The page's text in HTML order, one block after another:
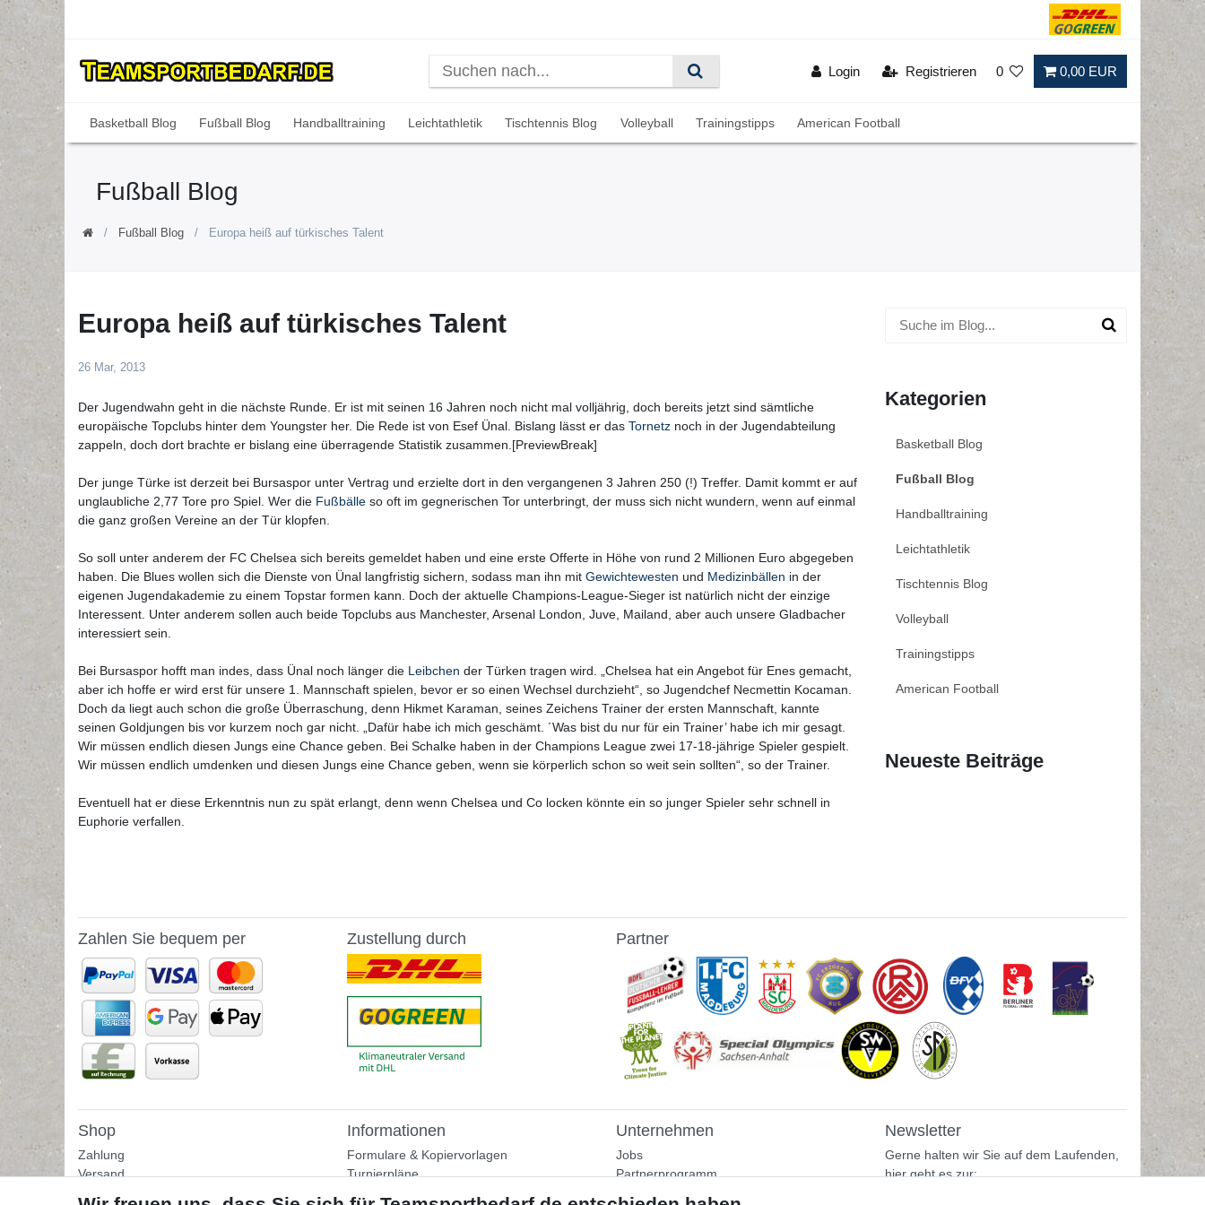
Login Registrieren 0 0,00 EUR
Basketball Blog Fußball Blog Handballtraining Leichtathletik Tischtennis Blog Volleyball Trainingstipps American Football
Fußball Blog
Fußball Blog Europa heiß auf türkisches Talent
Europa heiß auf türkisches Talent
26 Mar, 2013
Der Jugendwahn geht in die nächste Runde. Er ist mit seinen 16 Jahren noch nicht mal volljährig, doch bereits jetzt sind sämtliche
europäische Topclubs hinter dem Youngster her. Die Rede ist von Esef Ünal. Bislang lässt er das Tornetz noch in der Jugendabteilung
zappeln, doch dort brachte er bislang eine überragende Statistik zusammen.[PreviewBreak]
Der junge Türke ist derzeit bei Bursaspor unter Vertrag und erzielte dort in den vergangenen 3 Jahren 250 (!) Treffer. Damit kommt er auf
unglaubliche 2,77 Tore pro Spiel. Wer die Fußbälle so oft im gegnerischen Tor unterbringt, der muss sich nicht wundern, wenn auf einmal
die ganz großen Vereine an der Tür klopfen.
So soll unter anderem der FC Chelsea sich bereits gemeldet haben und eine erste Offerte in Höhe von rund 2 Millionen Euro abgegeben
haben. Die Blues wollen sich die Dienste von Ünal langfristig sichern, sodass man ihn mit Gewichtewesten und Medizinbällen in der
eigenen Jugendakademie zu einem Topstar formen kann. Doch der aktuelle Champions-League-Sieger ist natürlich nicht der einzige
Interessent. Unter anderem sollen auch beide Topclubs aus Manchester, Arsenal London, Juve, Mailand, aber auch unsere Gladbacher
interessiert sein.
Bei Bursaspor hofft man indes, dass Ünal noch länger die Leibchen der Türken tragen wird. „Chelsea hat ein Angebot für Enes gemacht,
aber ich hoffe er wird erst für unsere 1. Mannschaft spielen, bevor er so einen Wechsel durchzieht“, so Jugendchef Necmettin Kocaman.
Doch da liegt auch schon die große Überraschung, denn Hikmet Karaman, seines Zeichens Trainer der ersten Mannschaft, kannte
seinen Goldjungen bis vor kurzem noch gar nicht. „Dafür habe ich mich geschämt. ´Was bist du nur für ein Trainer’ habe ich mir gesagt.
Wir müssen endlich diesen Jungs eine Chance geben. Bei Schalke haben in der Champions League zwei 17-18-jährige Spieler gespielt.
Wir müssen endlich umdenken und diesen Jungs eine Chance geben, wenn sie körperlich schon so weit sein sollten“, so der Trainer.
Eventuell hat er diese Erkenntnis nun zu spät erlangt, denn wenn Chelsea und Co locken könnte ein so junger Spieler sehr schnell in
Euphorie verfallen.
Kategorien
Basketball Blog
Fußball Blog
Handballtraining
Leichtathletik
Tischtennis Blog
Volleyball
Trainingstipps
American Football
Neueste Beiträge
Zahlen Sie bequem per Zustellung durch Partner
Shop
Zahlung
Versand
Informationen
Formulare & Kopiervorlagen
Turnierpläne
Unternehmen
Jobs
Partnerprogramm
Newsletter
Gerne halten wir Sie auf dem Laufenden,
hier geht es zur: